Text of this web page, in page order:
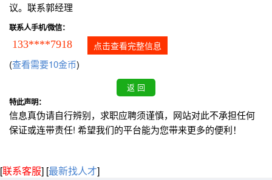
议。联系郭经理
联系人手机/微信：
133****7918 点击查看完整信息
(查看需要10金币)
特此声明：
信息真伪请自行辨别，求职应聘须谨慎，网站对此不承担任何
保证或连带责任! 希望我们的平台能为您带来更多的便利！
[联系客服] [最新找人才]